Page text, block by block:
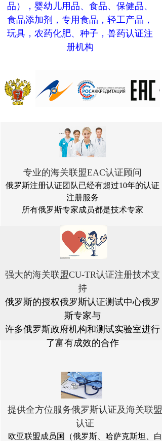
品），婴幼儿用品、食品、保健品、
食品添加剂，专用食品，轻工产品，
玩具，农药化肥、种子，兽药认证注
册机构
提供全方位服务俄罗斯认证及海关联盟
认证
欧亚联盟成员国（俄罗斯、哈萨克斯坦、白
专业的海关联盟EAC认证顾问
俄罗斯注册认证团队已经有超过10年的认证
注册服务
所有俄罗斯专家成员都是技术专家
强大的海关联盟CU-TR认证注册技术支
持
俄罗斯的授权俄罗斯认证测试中心俄罗
斯专家与
许多俄罗斯政府机构和测试实验室进行
了富有成效的合作